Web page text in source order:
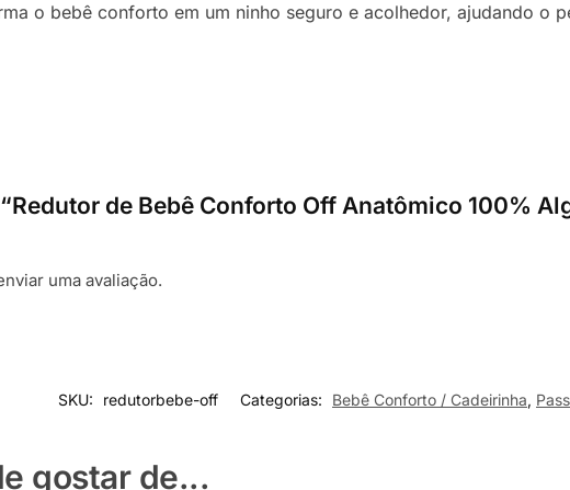
o bebê conforto em um ninho seguro e acolhedor, ajudando o
de Bebê Conforto Off Anatômico 100%
uma avaliação.
SKU: redutorbebe-off Categorias: Bebê Conforto / Cadeirinha,
gostar de...